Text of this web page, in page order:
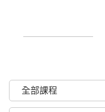
全部課程